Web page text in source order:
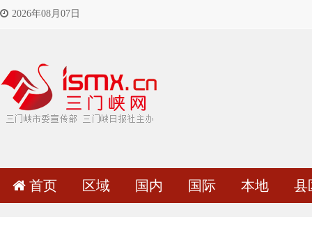
2026年08月07日
首页 区域 国内 国际 本地 县